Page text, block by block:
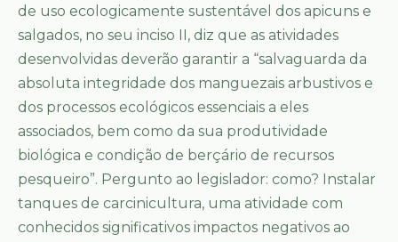
de uso ecologicamente sustentável dos apicuns e
salgados, no seu inciso II, diz que as atividades
desenvolvidas deverão garantir a “salvaguarda da
absoluta integridade dos manguezais arbustivos e
dos processos ecológicos essenciais a eles
associados, bem como da sua produtividade
biológica e condição de berçário de recursos
pesqueiro”. Pergunto ao legislador: como? Instalar
tanques de carcinicultura, uma atividade com
conhecidos significativos impactos negativos ao